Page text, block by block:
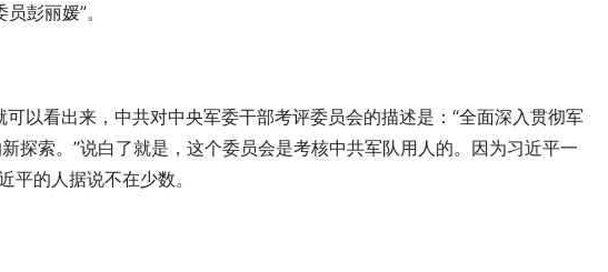
彭丽媛”。
以看出来，中共对中央军委干部考评委员会的描述是：“全面深入贯彻军
探索。”说白了就是，这个委员会是考核中共军队用人的。因为习近平一
平的人据说不在少数。